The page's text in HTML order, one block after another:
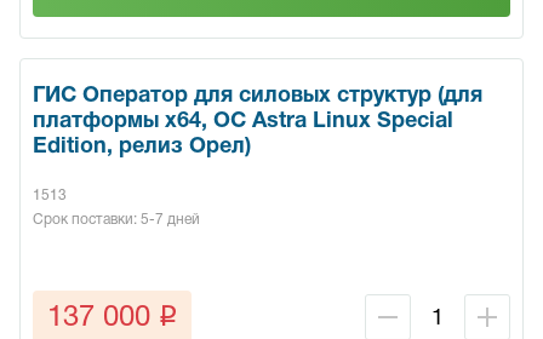
ГИС Оператор для силовых структур (для
платформы x64, ОС Astra Linux Special
Edition, релиз Орел)
1513
Срок поставки: 5-7 дней
137 000 q